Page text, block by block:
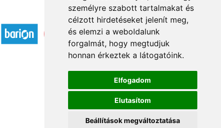
személyre szabott tartalmakat és
célzott hirdetéseket jelenít meg,
és elemzi a weboldalunk
forgalmát, hogy megtudjuk
honnan érkeztek a látogatóink.
Elfogadom
Elutasítom
Beállítások megváltoztatása
Elfogadott fizetési módok
Á.SZ.F.
Impresszum
Adatkezelési tájékoztató